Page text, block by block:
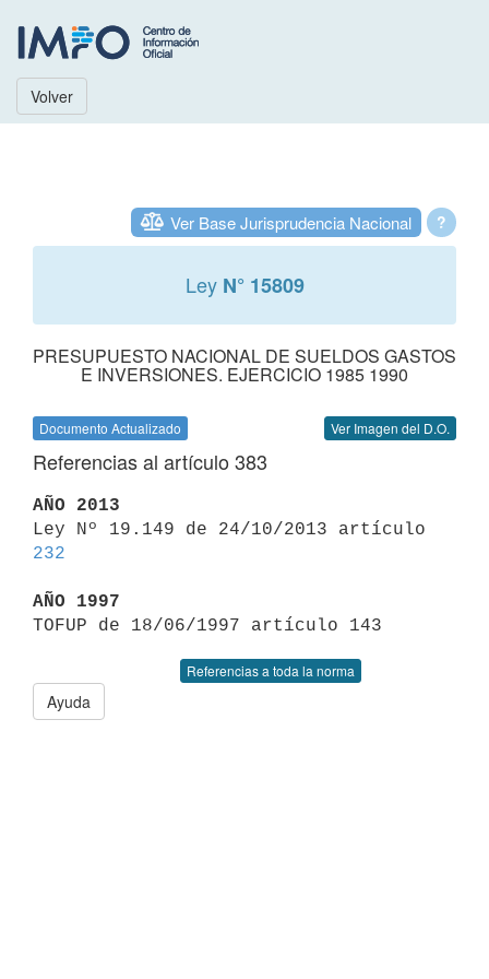
Volver
?
Ver Base Jurisprudencia Nacional
Ley N° 15809
PRESUPUESTO NACIONAL DE SUELDOS GASTOS
E INVERSIONES. EJERCICIO 1985 1990
Documento Actualizado Ver Imagen del D.O.
Referencias al artículo 383
AÑO 2013
232
AÑO 1997
Referencias a toda la norma
Ayuda